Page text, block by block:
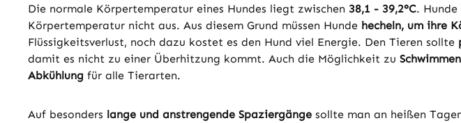
Die normale Körpertemperatur eines Hundes liegt zwischen 38,1 - 39,2°C.
Körpertemperatur nicht aus. Aus diesem Grund müssen Hunde hecheln, um ihre
Flüssigkeitsverlust, noch dazu kostet es den Hund viel Energie. Den Tieren sollte
damit es nicht zu einer Überhitzung kommt. Auch die Möglichkeit zu Schwimmen
Abkühlung für alle Tierarten.
Auf besonders lange und anstrengende Spaziergänge sollte man an heißen